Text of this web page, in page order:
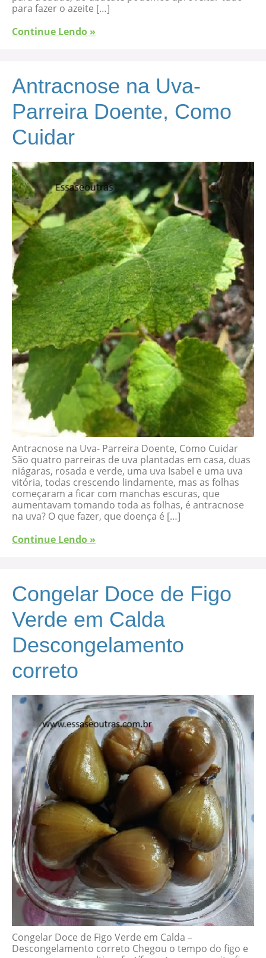
para fazer o azeite […]
Continue Lendo »
Antracnose na Uva-
Parreira Doente, Como
Cuidar
Antracnose na Uva- Parreira Doente, Como Cuidar
São quatro parreiras de uva plantadas em casa, duas
niágaras, rosada e verde, uma uva Isabel e uma uva
vitória, todas crescendo lindamente, mas as folhas
começaram a ficar com manchas escuras, que
aumentavam tomando toda as folhas, é antracnose
na uva? O que fazer, que doença é […]
Continue Lendo »
Congelar Doce de Figo
Verde em Calda
Descongelamento
correto
Congelar Doce de Figo Verde em Calda –
Descongelamento correto Chegou o tempo do figo e